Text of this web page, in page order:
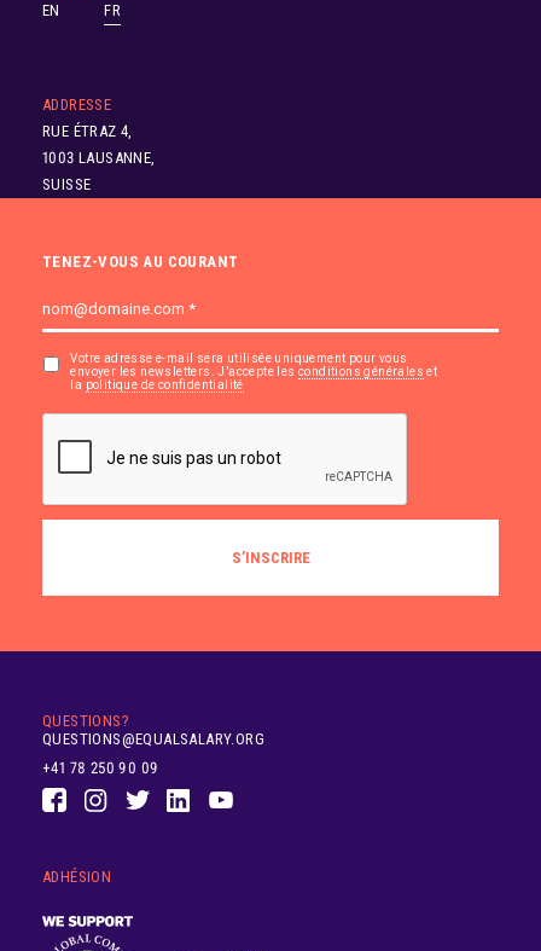
EN
FR
ADDRESSE
RUE ÉTRAZ 4,
1003 LAUSANNE,
SUISSE
TENEZ-VOUS AU COURANT
Votre adresse e-mail sera utilisée uniquement pour vous
envoyer les newsletters. J’accepte lesconditions générales et
la politique de confidentialité
QUESTIONS?
QUESTIONS@EQUALSALARY.ORG
+41 78 250 90 09
ADHÉSION